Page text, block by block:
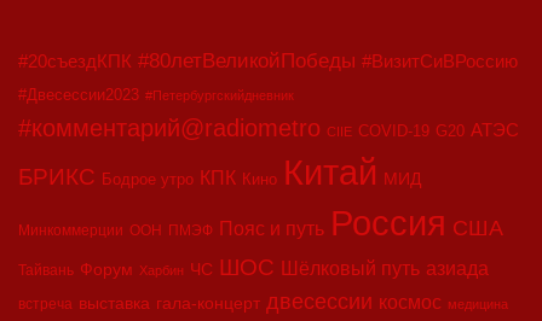
#20съездКПК #80летВеликойПобеды #ВизитСиВРоссию
#Двесессии2023 #Петербургскийдневник
#комментарий@radiometro CIIE COVID-19 G20 АТЭС
БРИКС Бодрое утро КПК Кино Китай МИД
Минкоммерции ООН ПМЭФ Пояс и путь Россия США
Тайвань Форум Харбин ЧС ШОС Шёлковый путь азиада
встреча выставка гала-концерт двесессии космос медицина